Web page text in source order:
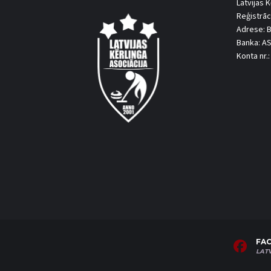
Latvijas
Adrese:
Banka:
Konta